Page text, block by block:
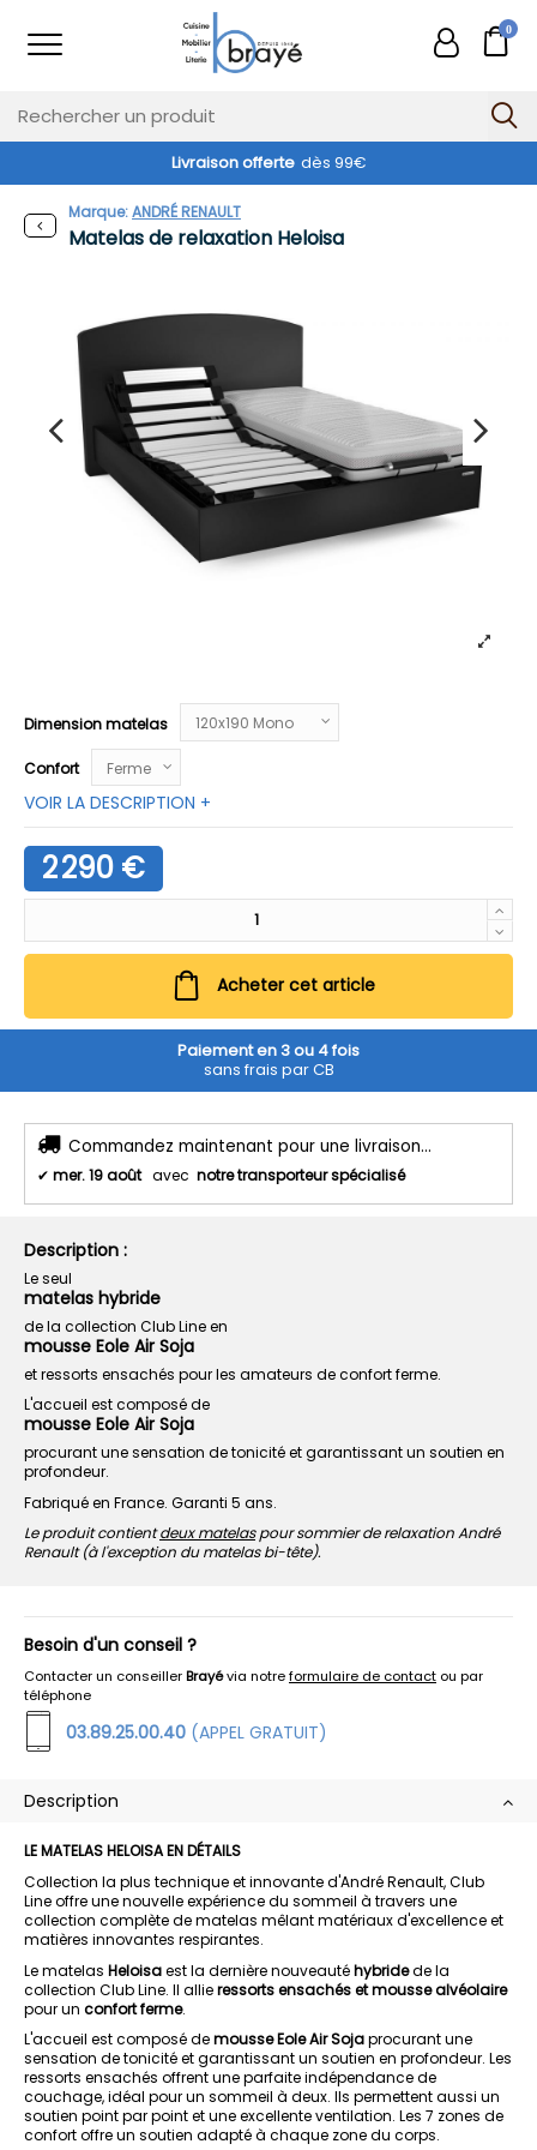
0
Livraison offerte dès 99€
Matelas de relaxation Heloisa
Marque:ANDRÉ RENAULT
Dimension matelas
Confort
VOIR LA DESCRIPTION +
2 290 €
Acheter cet article
Paiement en 3 ou 4 fois
sans frais par CB
Commandez maintenant pour une livraison...
✔ mer. 19 août avec notre transporteur spécialisé
Description :
Le seul
matelas hybride
de la collection Club Line en
mousse Eole Air Soja
et ressorts ensachés pour les amateurs de confort ferme.
L'accueil est composé de
mousse Eole Air Soja
procurant une sensation de tonicité et garantissant un soutien en
profondeur.
Fabriqué en France. Garanti 5 ans.
Le produit contientdeux matelaspour sommier de relaxation André
Renault (à l'exception du matelas bi-tête).
Besoin d'un conseil ?
Contacter un conseillerBrayévia notreformulaire de contact ou par
téléphone
03.89.25.00.40 (APPEL GRATUIT)
Description
LE MATELAS HELOISA EN DÉTAILS
Collection la plus technique et innovante d'André Renault, Club
Line offre une nouvelle expérience du sommeil à travers une
collection complète de matelas mêlant matériaux d'excellence et
matières innovantes respirantes.
Le matelas Heloisaest la dernière nouveautéhybridede la
collection Club Line. Il allieressorts ensachés et mousse alvéolaire
pour un confort ferme.
L'accueil est composé demousse Eole Air Sojaprocurant une
sensation de tonicité et garantissant un soutien en profondeur. Les
ressorts ensachés offrent une parfaite indépendance de
couchage, idéal pour un sommeil à deux. Ils permettent aussi un
soutien point par point et une excellente ventilation. Les 7 zones de
confort offre un soutien adapté à chaque zone du corps.